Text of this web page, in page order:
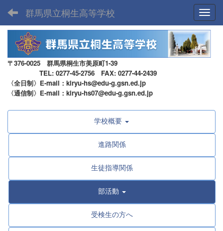
群馬県立桐生高等学校
〒376-0025 群馬県桐生市美原町1-39
TEL: 0277-45-2756 FAX: 0277-44-2439
〈全日制〉E-mail：kiryu-hs@edu-g.gsn.ed.jp
〈通信制〉E-mail：kiryu-hs07@edu-g.gsn.ed.jp
学校概要
進路関係
生徒指導関係
部活動
受検生の方へ